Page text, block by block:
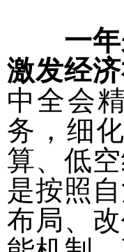
一
激发经
中全会
务，细
算、低
是按照
布局、